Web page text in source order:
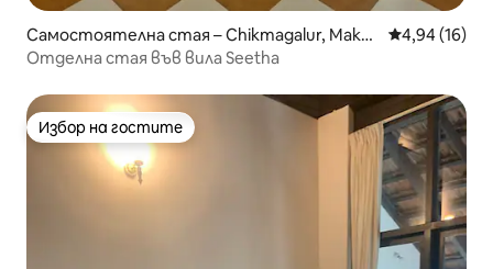
Самостоятелна стая – Chikmagalur, Mako
nahalli
Средна
4,94 (16)
Отделна стая във вила Seetha
Избор на гостите
Избор на гостите